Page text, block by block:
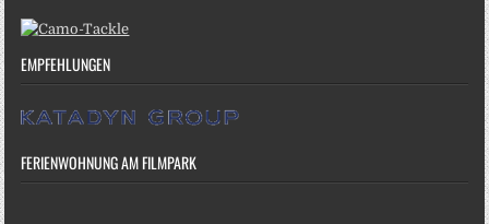
EMPFEHLUNGEN
FERIENWOHNUNG AM FILMPARK